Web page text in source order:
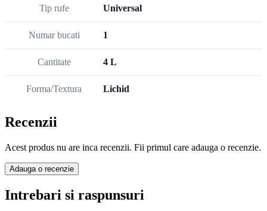
Tip rufe Universal
Numar bucati 1
Cantitate 4 L
Forma/Textura Lichid
Recenzii
Acest produs nu are inca recenzii. Fii primul care adauga o recenzie.
Adauga o recenzie
Intrebari si raspunsuri